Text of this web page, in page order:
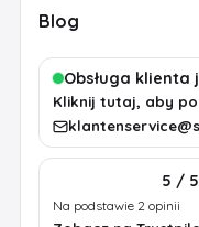
Blog
Obsługa klienta
Kliknij tutaj, aby
5 / 5
Na podstawie 2 opinii